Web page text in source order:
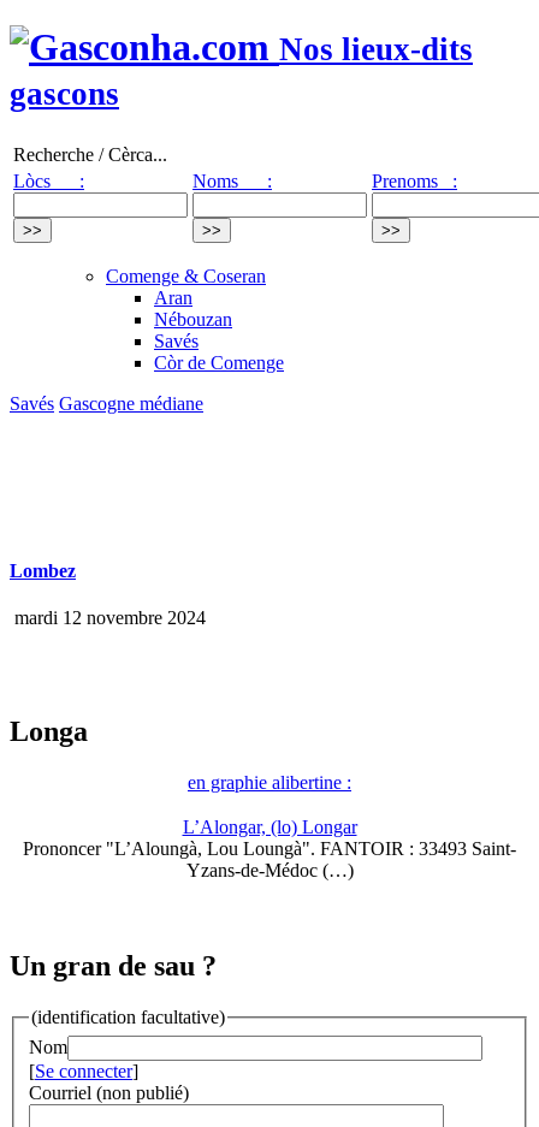
Nos lieux-dits
gascons
Recherche / Cèrca...
Lòcs :
Noms : Prenoms :
Comenge & Coseran
Aran
Nébouzan
Savés
Còr de Comenge
Savés Gascogne médiane
Lombez
mardi 12 novembre 2024
Longa
en graphie alibertine :
L’Alongar, (lo) Longar
Prononcer "L’Aloungà, Lou Loungà". FANTOIR : 33493 Saint-
Yzans-de-Médoc (…)
Un gran de sau ?
(identification facultative)
Nom
[Se connecter]
Courriel (non publié)